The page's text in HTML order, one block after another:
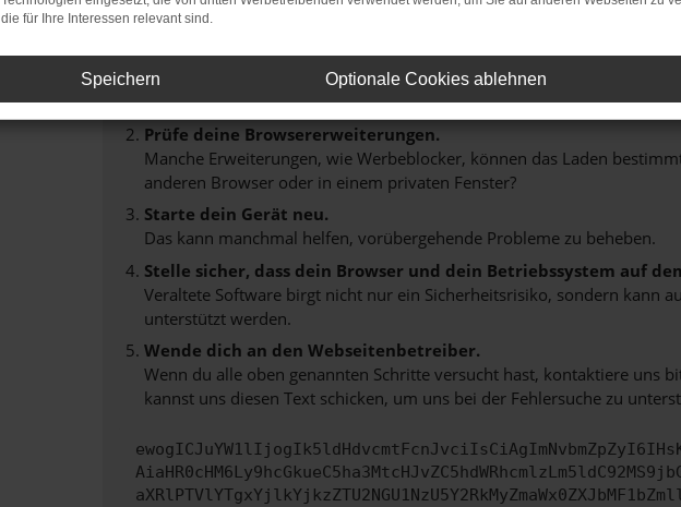
Beim Laden ist ein Fehler aufgetreten.
Überprüfe deine Firewall und deine Internetverbindung.
Laden andere Webseiten, zum Beispiel deine Suchmaschine?
Prüfe deine Browsererweiterungen.
Manche Erweiterungen, wie Werbeblocker, können das Laden
anderen Browser oder in einem privaten Fenster?
Starte dein Gerät neu.
Das kann manchmal helfen, vorübergehende Probleme zu beheben.
Stelle sicher, dass dein Browser und dein Betriebssystem auf
Veraltete Software birgt nicht nur ein Sicherheitsrisiko, sondern kann
unterstützt werden.
Wende dich an den Webseitenbetreiber.
Wenn du alle oben genannten Schritte versucht hast, kontaktiere uns
kannst uns diesen Text schicken, um uns bei der Fehlersuche zu
die für Ihre Interessen relevant sind.
Speichern Optionale Cookies ablehnen